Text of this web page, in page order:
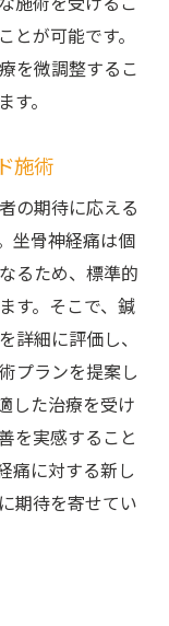
が可能です。
を微調整するこ
。
施術
の期待に応える
坐骨神経痛は個
るため、標準的
す。そこで、鍼
詳細に評価し、
プランを提案し
した治療を受け
を実感すること
痛に対する新し
期待を寄せてい